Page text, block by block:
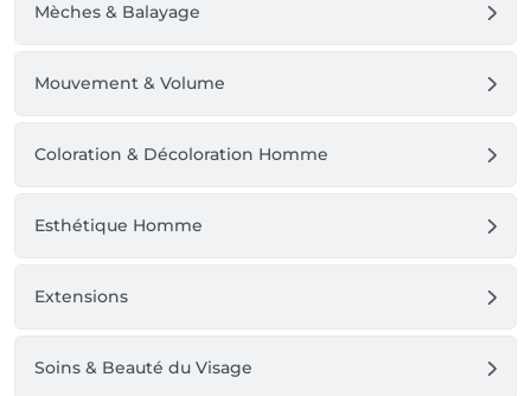
Mèches & Balayage
Mouvement & Volume
Coloration & Décoloration Homme
Esthétique Homme
Extensions
Soins & Beauté du Visage